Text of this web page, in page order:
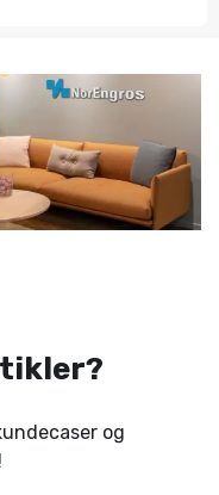
og